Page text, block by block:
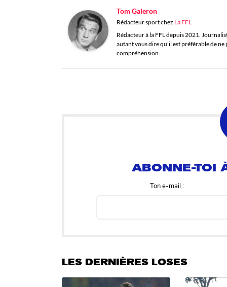
Tom Galeron
Rédacteur sportchez La FFL
Rédacteur à la FFL depuis 2021.
autant vous dire qu'il est préférable de
compréhension.
Ton e-mail :
LES DERNIÈRES LOSES